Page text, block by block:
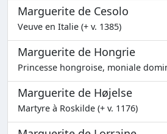
Marguerite de Cesolo
Veuve en Italie (+ v. 1385)
Marguerite de Hongrie
Princesse hongroise, moniale
Marguerite de Højelse
Martyre à Roskilde (+ v. 1176)